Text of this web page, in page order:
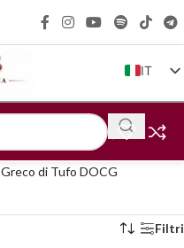
IT
EN
FR
DE
Greco di Tufo DOCG
Filtri